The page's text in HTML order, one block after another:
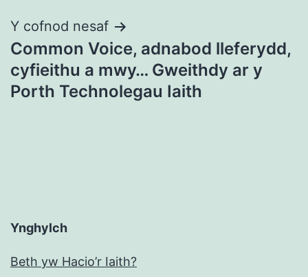
Y cofnod nesaf
Common Voice, adnabod lleferydd,
cyfieithu a mwy… Gweithdy ar y
Porth Technolegau Iaith
Ynghylch
Beth yw Hacio’r Iaith?